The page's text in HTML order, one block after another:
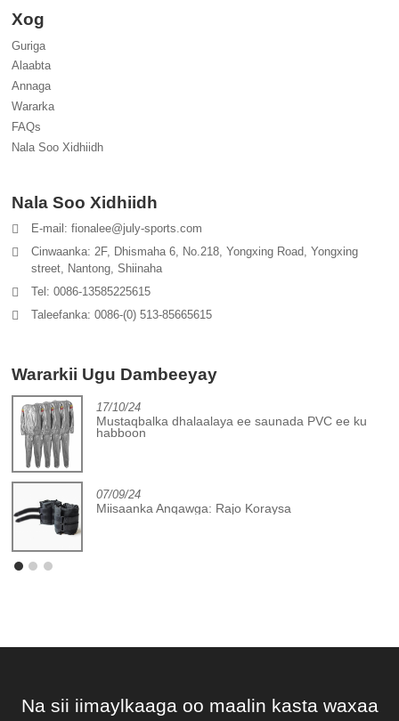
Xog
Guriga
Alaabta
Annaga
Wararka
FAQs
Nala Soo Xidhiidh
Nala Soo Xidhiidh
E-mail: fionalee@july-sports.com
Cinwaanka: 2F, Dhismaha 6, No.218, Yongxing Road, Yongxing
street, Nantong, Shiinaha
Tel: 0086-13585225615
Taleefanka: 0086-(0) 513-85665615
Wararkii Ugu Dambeeyay
17/10/24
Mustaqbalka dhalaalaya ee saunada PVC ee ku
habboon
07/09/24
Miisaanka Anqawga: Rajo Koraysa
Na sii iimaylkaaga oo maalin kasta waxaa